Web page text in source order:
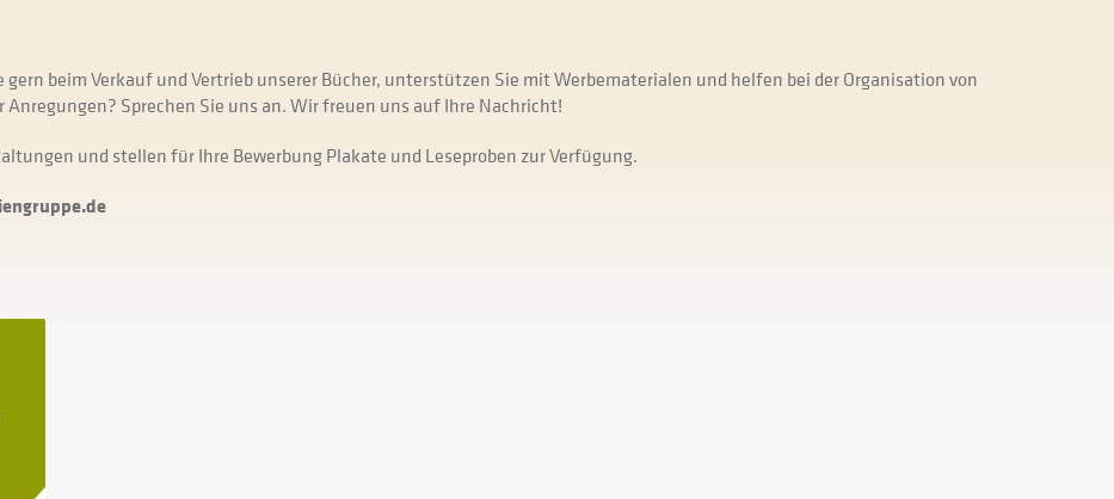
gern beim Verkauf und Vertrieb unserer Bücher, unterstützen Sie mit Werbematerialen und helfen bei der Organisation von
Sprechen Sie uns an. Wir freuen uns auf Ihre Nachricht!
und stellen für Ihre Bewerbung Plakate und Leseproben zur Verfügung.